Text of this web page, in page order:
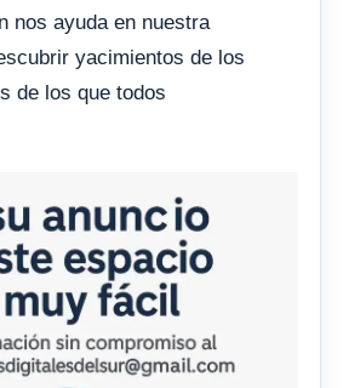
nos ayuda en nuestra
yacimientos de los
de los que todos